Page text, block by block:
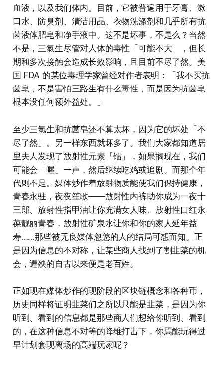
血液，以及我们体内。目前，它被普遍用于牙膏、漱
口水、防臭剂、清洁用品、衣物洗涤剂和几乎所有抗
菌液体肥皂和净手液中。这不是坏事，不是么？当然
不是，三氯生尽管对人体的毒性「可能不大」，但长
期和多次接触会造成长效影响，且目前不尽了然。美
国 FDA 的某位毒理学家曾经对作者表明：「我不买抗
菌皂，不是害怕三路生有什么毒性，而是因为抗菌皂
根本没任何额外益处。」
至少三氯生和抗菌皂还不算太坏，因为它的坏处「不
尽了然」。另一样东西就坏多了。我们大家都知道居
里夫人发现了放射性元素「镭」，如果搁现在，我们
可能会「喔」一声，然后继续吃鸡或追剧。而那个年
代则不是。媒体炒作着放射物质能使我们保持健康，
青春永驻，夜夜笙歌——放射性内裤助你成为一夜十
三郎、放射性指甲油让你充满女人味、放射性口红永
葆靓丽青春，放射性矿泉水让你和你的家人延年益
寿……那些被无良媒体忽悠的人的结局可想而知。正
是因为信息的不对称，让某些商人找到了割韭菜的机
会，遭殃的自古以来便是老百姓。
正如现在媒体炒作的现阶段的区块链概念和各种币，
历史同样将证明韭菜们之所以只能是韭菜，是因为你
听到、看到的信息都是那些商人们想给你听到、看到
的，在这种信息不对等的降维打击下，你焉能玩得过
早计划套现离场的高端玩家呢？